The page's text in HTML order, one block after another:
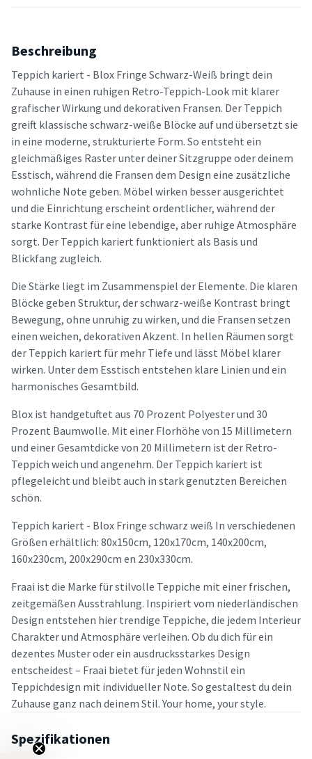
Beschreibung
Teppich kariert - Blox Fringe Schwarz-Weiß bringt dein
Zuhause in einen ruhigen Retro-Teppich-Look mit klarer
grafischer Wirkung und dekorativen Fransen. Der Teppich
greift klassische schwarz-weiße Blöcke auf und übersetzt sie
in eine moderne, strukturierte Form. So entsteht ein
gleichmäßiges Raster unter deiner Sitzgruppe oder deinem
Esstisch, während die Fransen dem Design eine zusätzliche
wohnliche Note geben. Möbel wirken besser ausgerichtet
und die Einrichtung erscheint ordentlicher, während der
starke Kontrast für eine lebendige, aber ruhige Atmosphäre
sorgt. Der Teppich kariert funktioniert als Basis und
Blickfang zugleich.
Die Stärke liegt im Zusammenspiel der Elemente. Die klaren
Blöcke geben Struktur, der schwarz-weiße Kontrast bringt
Bewegung, ohne unruhig zu wirken, und die Fransen setzen
einen weichen, dekorativen Akzent. In hellen Räumen sorgt
der Teppich kariert für mehr Tiefe und lässt Möbel klarer
wirken. Unter dem Esstisch entstehen klare Linien und ein
harmonisches Gesamtbild.
Blox ist handgetuftet aus 70 Prozent Polyester und 30
Prozent Baumwolle. Mit einer Florhöhe von 15 Millimetern
und einer Gesamtdicke von 20 Millimetern ist der Retro-
Teppich weich und angenehm. Der Teppich kariert ist
pflegeleicht und bleibt auch in stark genutzten Bereichen
schön.
Teppich kariert - Blox Fringe schwarz weiß In verschiedenen
Größen erhältlich: 80x150cm, 120x170cm, 140x200cm,
160x230cm, 200x290cm en 230x330cm.
Fraai ist die Marke für stilvolle Teppiche mit einer frischen,
zeitgemäßen Ausstrahlung. Inspiriert vom niederländischen
Design entstehen hier trendige Teppiche, die jedem Interieur
Charakter und Atmosphäre verleihen. Ob du dich für ein
dezentes Muster oder ein ausdrucksstarkes Design
entscheidest – Fraai bietet für jeden Wohnstil ein
Teppichdesign mit individueller Note. So gestaltest du dein
Zuhause ganz nach deinem Stil. Your home, your style.
Spezifikationen